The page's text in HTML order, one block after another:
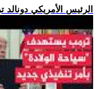
.. الرئيس الأمريكي